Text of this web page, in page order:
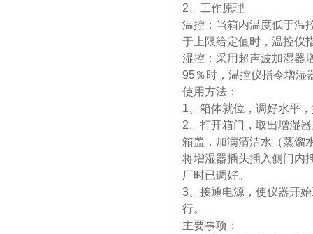
2、工作原理
温控：当箱内温度低于温
于上限给定值时，温控仪
湿控：采用超声波加湿器
95％时，温控仪指令增湿
使用方法：
1、箱体就位，调好水平
2、打开箱门，取出增湿
箱盖，加满清洁水（蒸馏
将增湿器插头插入侧门内
厂时已调好。
3、接通电源，使仪器开
行。
主要事项：